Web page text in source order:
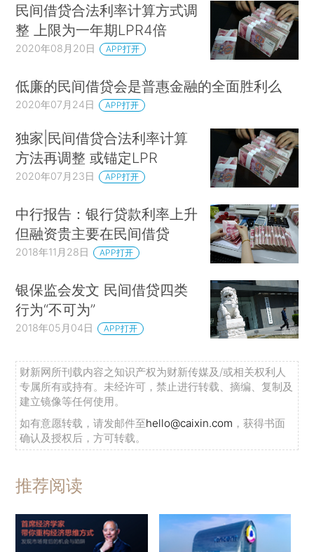
民间借贷合法利率计算方式调
整 上限为一年期LPR4倍
2020年08月20日 APP打开
低廉的民间借贷会是普惠金融的全面胜利么
2020年07月24日 APP打开
独家|民间借贷合法利率计算
方法再调整 或锚定LPR
2020年07月23日 APP打开
中行报告：银行贷款利率上升
但融资贵主要在民间借贷
2018年11月28日 APP打开
银保监会发文 民间借贷四类
行为“不可为”
2018年05月04日 APP打开
财新网所刊载内容之知识产权为财新传媒及/或相关权利人
专属所有或持有。未经许可，禁止进行转载、摘编、复制及
建立镜像等任何使用。
如有意愿转载，请发邮件至hello@caixin.com ，获得书面
确认及授权后，方可转载。
推荐阅读